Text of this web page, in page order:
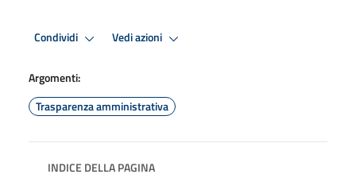
Condividi Vedi azioni
Argomenti:
Trasparenza amministrativa
INDICE DELLA PAGINA